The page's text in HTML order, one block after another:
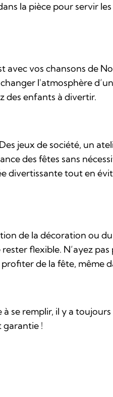
la pièce pour servir
avec vos chansons de
l'atmosphère
des enfants à divertir.
jeux de société, un
des fêtes sans
divertissante tout en
de la décoration ou
flexible. N’ayez pas
de la fête, même
se remplir, il y a toujours
garantie !